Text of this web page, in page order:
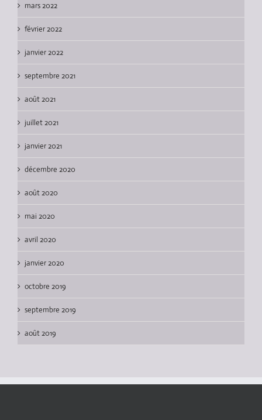
mars 2022
février 2022
janvier 2022
septembre 2021
août 2021
juillet 2021
janvier 2021
décembre 2020
août 2020
mai 2020
avril 2020
janvier 2020
octobre 2019
septembre 2019
août 2019